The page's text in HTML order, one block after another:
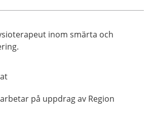
inom smärta och
på uppdrag av Region